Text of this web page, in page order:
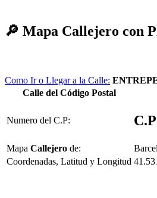
🔎 Mapa Callejero con
Como Ir o Llegar a la Calle:
Calle del Código Postal
Numero del C.P:
Mapa Callejero de:
Coordenadas, Latitud y Longitud